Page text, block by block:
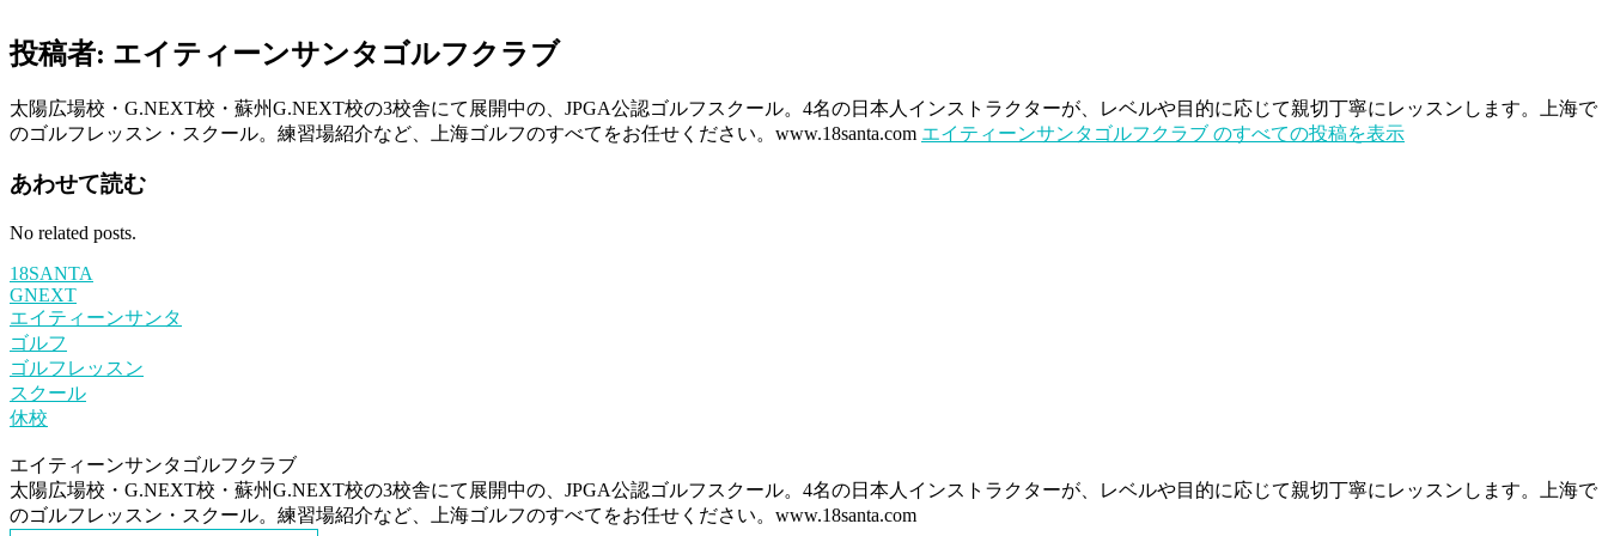
投稿者: エイティーンサンタゴルフクラブ
太陽広場校・G.NEXT校・蘇州G.NEXT校の3校舎にて展開中の、JPGA公認ゴルフスクール。4名の日本人インストラクターが、レベルや目的に応じて親切丁寧にレッスンします。上海で
のゴルフレッスン・スクール。練習場紹介など、上海ゴルフのすべてをお任せください。www.18santa.com エイティーンサンタゴルフクラブ のすべての投稿を表示
あわせて読む
No related posts.
18SANTA
GNEXT
エイティーンサンタ
ゴルフ
ゴルフレッスン
スクール
休校
エイティーンサンタゴルフクラブ
太陽広場校・G.NEXT校・蘇州G.NEXT校の3校舎にて展開中の、JPGA公認ゴルフスクール。4名の日本人インストラクターが、レベルや目的に応じて親切丁寧にレッスンします。上海で
のゴルフレッスン・スクール。練習場紹介など、上海ゴルフのすべてをお任せください。www.18santa.com